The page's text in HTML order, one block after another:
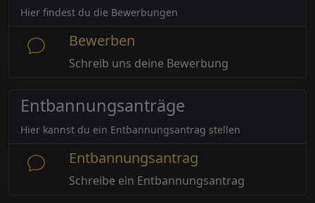
Hier findest du die Bewerbungen
Bewerben
Schreib uns deine Bewerbung
Entbannungsanträge
Hier kannst du ein Entbannungsantrag stellen
Entbannungsantrag
Schreibe ein Entbannungsantrag